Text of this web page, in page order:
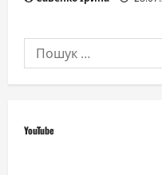
Пошук:
YouTube